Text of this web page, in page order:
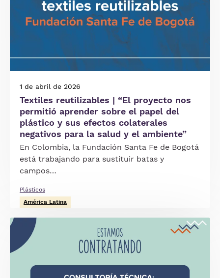
1 de abril de 2026
Textiles reutilizables | “El proyecto nos
permitió aprender sobre el papel del
plástico y sus efectos colaterales
negativos para la salud y el ambiente”
En Colombia, la Fundación Santa Fe de Bogotá
está trabajando para sustituir batas y
campos…
Plásticos
América Latina
Imagen